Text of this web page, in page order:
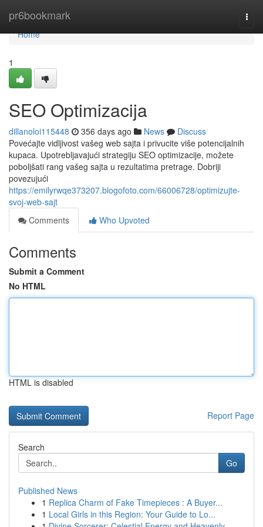
pr6bookmark
Home
Home
1
SEO Optimizacija
dillanoloi115448 356 days ago News
Discuss
Povećajte vidljivost vašeg web sajta i privucite više potencijalnih
kupaca. Upotrebljavajući strategiju SEO optimizacije, možete
poboljšati rang vašeg sajta u rezultatima pretrage. Dobriji
povezujući
https://emilyrwqe373207.blogofoto.com/66006728/optimizujte-
svoj-web-sajt
Comments
Who Upvoted
Comments
Submit a Comment
No HTML
HTML is disabled
Report Page
Search
Go
Published News
1 Replica Charm of Fake Timepieces : A Buyer...
1 Local Girls in this Region: Your Guide to Lo...